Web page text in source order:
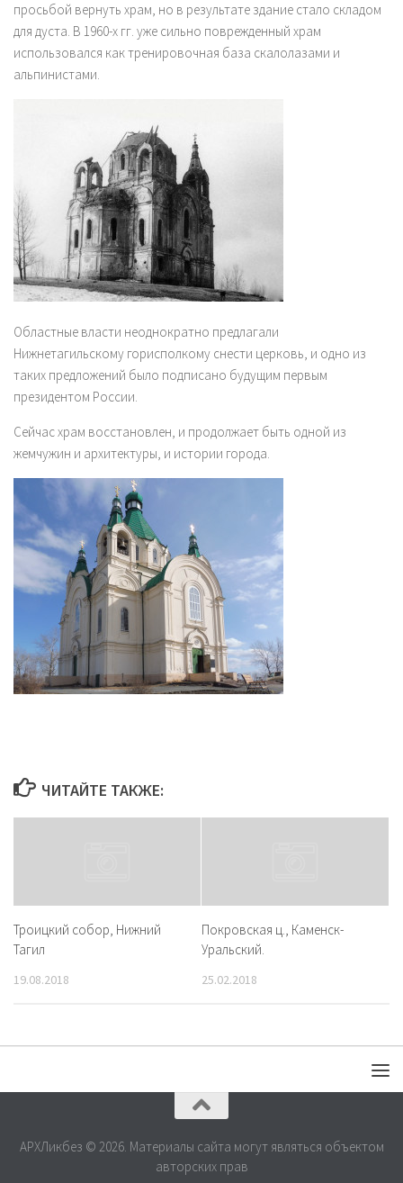
просьбой вернуть храм, но в результате здание стало складом
для дуста. В 1960-х гг. уже сильно поврежденный храм
использовался как тренировочная база скалолазами и
альпинистами.
Областные власти неоднократно предлагали
Нижнетагильскому горисполкому снести церковь, и одно из
таких предложений было подписано будущим первым
президентом России.
Сейчас храм восстановлен, и продолжает быть одной из
жемчужин и архитектуры, и истории города.
ЧИТАЙТЕ ТАКЖЕ:
Троицкий собор, Нижний
Тагил
19.08.2018
Покровская ц., Каменск-
Уральский.
25.02.2018
АРХЛикбез © 2026. Материалы сайта могут являться объектом
авторских прав